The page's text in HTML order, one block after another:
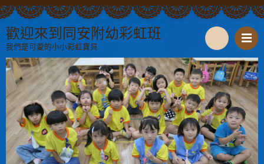
歡迎來到同安附幼彩虹班
我們是可愛的小小彩虹寶貝
S
e
a
r
c